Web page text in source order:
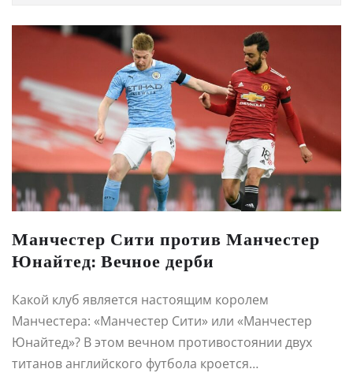
Манчестер Сити против Манчестер
Юнайтед: Вечное дерби
Какой клуб является настоящим королем
Манчестера: «Манчестер Сити» или «Манчестер
Юнайтед»? В этом вечном противостоянии двух
титанов английского футбола кроется…